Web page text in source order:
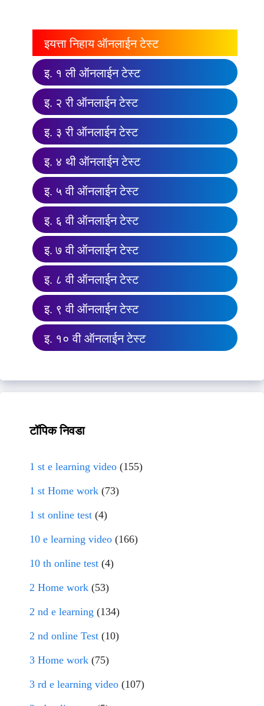
इयत्ता निहाय ऑनलाईन टेस्ट
इ. १ ली ऑनलाईन टेस्ट
इ. २ री ऑनलाईन टेस्ट
इ. ३ री ऑनलाईन टेस्ट
इ. ४ थी ऑनलाईन टेस्ट
इ. ५ वी ऑनलाईन टेस्ट
इ. ६ वी ऑनलाईन टेस्ट
इ. ७ वी ऑनलाईन टेस्ट
इ. ८ वी ऑनलाईन टेस्ट
इ. ९ वी ऑनलाईन टेस्ट
इ. १० वी ऑनलाईन टेस्ट
टॉपिक निवडा
1 st e learning video (155)
1 st Home work (73)
1 st online test (4)
10 e learning video (166)
10 th online test (4)
2 Home work (53)
2 nd e learning (134)
2 nd online Test (10)
3 Home work (75)
3 rd e learning video (107)